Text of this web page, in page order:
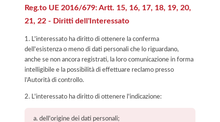
Reg.to UE 2016/679: Artt. 15, 16, 17, 18, 19, 20,
21, 22 - Diritti dell'Interessato
1. L'interessato ha diritto di ottenere la conferma
dell'esistenza o meno di dati personali che lo riguardano,
anche se non ancora registrati, la loro comunicazione in forma
intelligibile e la possibilità di effettuare reclamo presso
l’Autorità di controllo.
2. L'interessato ha diritto di ottenere l'indicazione:
dell'origine dei dati personali;